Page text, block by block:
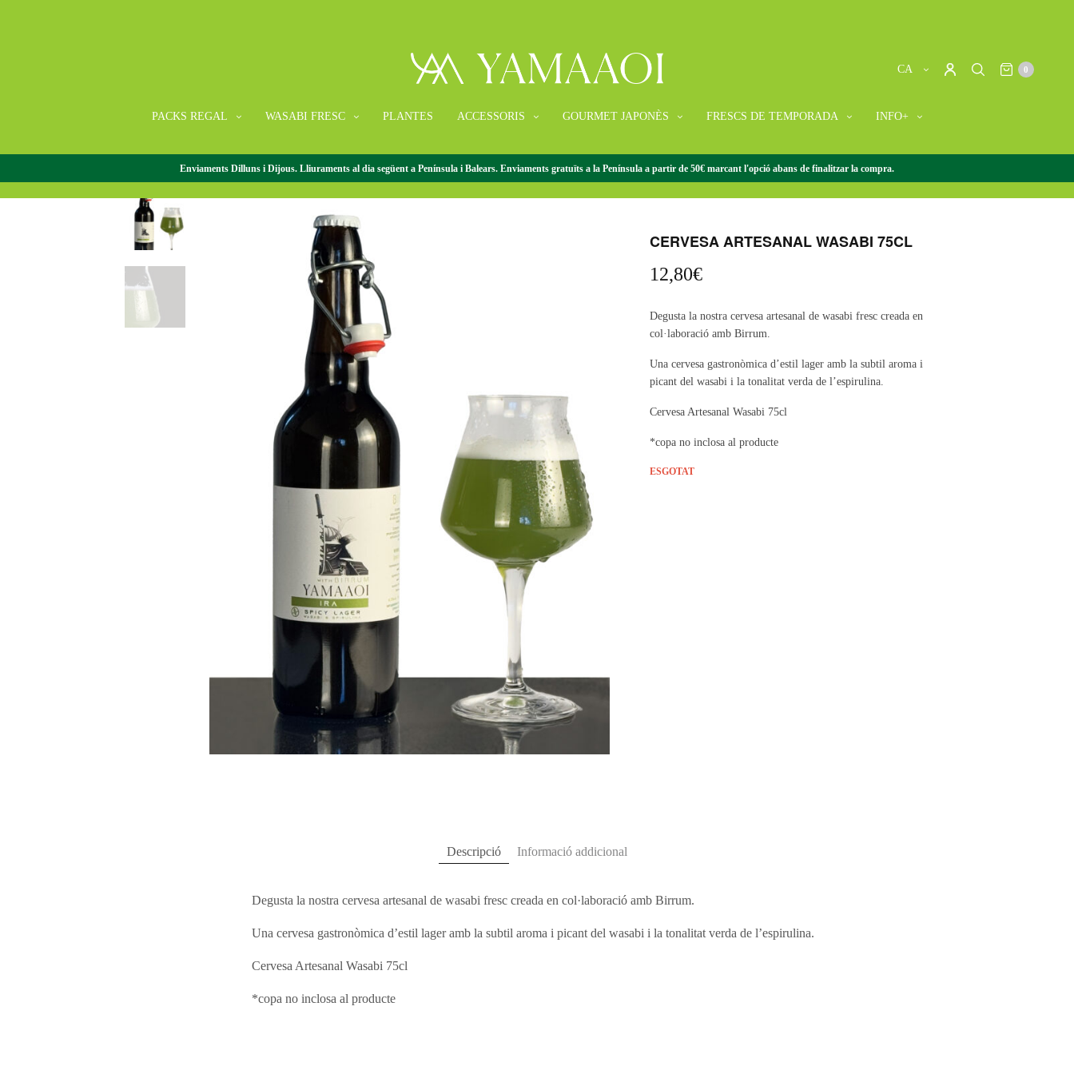
CA 0
PACKS REGAL WASABI FRESC PLANTES ACCESSORIS GOURMET JAPONÈS FRESCS DE TEMPORADA INFO+
Enviaments Dilluns i Dijous. Lliuraments al dia següent a Península i Balears. Enviaments gratuïts a la Península a partir de 50€ marcant l'opció abans de finalitzar la compra.
CERVESA ARTESANAL WASABI 75CL
12,80€
Degusta la nostra cervesa artesanal de wasabi fresc creada en
col·laboració amb Birrum.
Una cervesa gastronòmica d’estil lager amb la subtil aroma i
picant del wasabi i la tonalitat verda de l’espirulina.
Cervesa Artesanal Wasabi 75cl
*copa no inclosa al producte
ESGOTAT
Descripció Informació addicional
Degusta la nostra cervesa artesanal de wasabi fresc creada en col·laboració amb Birrum.
Una cervesa gastronòmica d’estil lager amb la subtil aroma i picant del wasabi i la tonalitat verda de l’espirulina.
Cervesa Artesanal Wasabi 75cl
*copa no inclosa al producte